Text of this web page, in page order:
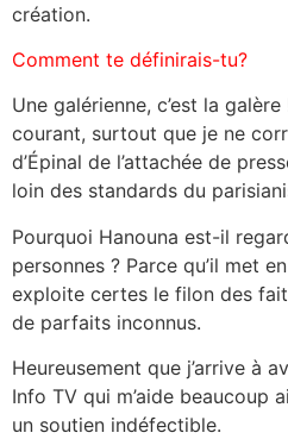
création.
Comment te définirais-tu?
Une galérienne, c’est la
courant, surtout que je ne
d’Épinal de l’attachée de
loin des standards du
Pourquoi Hanouna est-il
personnes ? Parce qu’il met
exploite certes le filon des
de parfaits inconnus.
Heureusement que j’arrive à
Info TV qui m’aide beaucoup
un soutien indéfectible.